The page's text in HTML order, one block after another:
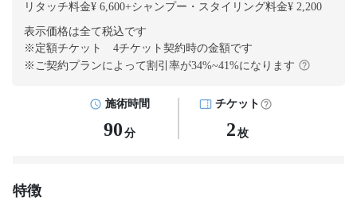
リタッチ料金¥ 6,600+シャンプー・スタイリング料金¥ 2,200
表示価格は全て税込です
※定額チケット 4チケット契約時の金額です
※ご契約プランによって割引率が34%~41%になります
施術時間
90 分
チケット
2 枚
特徴